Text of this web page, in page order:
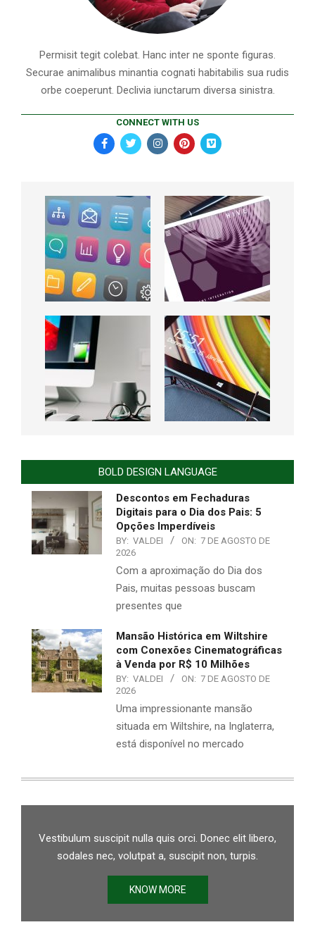
Permisit tegit colebat. Hanc inter ne sponte figuras.
Securae animalibus minantia cognati habitabilis sua rudis
orbe coeperunt. Declivia iunctarum diversa sinistra.
CONNECT WITH US
BOLD DESIGN LANGUAGE
Descontos em Fechaduras
Digitais para o Dia dos Pais: 5
Opções Imperdíveis
BY: VALDEI ON: 7 DE AGOSTO DE
2026
Com a aproximação do Dia dos
Pais, muitas pessoas buscam
presentes que
Mansão Histórica em Wiltshire
com Conexões Cinematográficas
à Venda por R$ 10 Milhões
BY: VALDEI ON: 7 DE AGOSTO DE
2026
Uma impressionante mansão
situada em Wiltshire, na Inglaterra,
está disponível no mercado
Vestibulum suscipit nulla quis orci. Donec elit libero,
sodales nec, volutpat a, suscipit non, turpis.
KNOW MORE